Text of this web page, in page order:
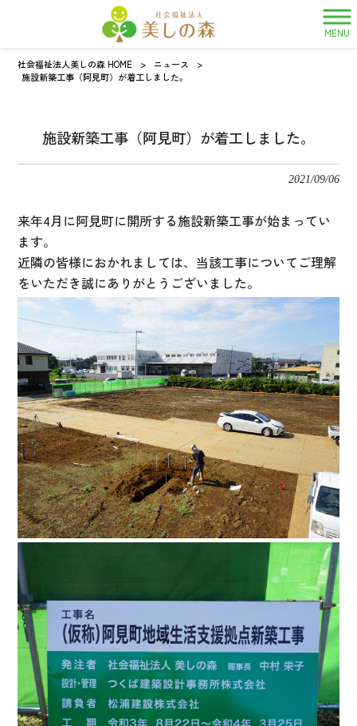
MENU
社会福祉法人美しの森 HOME > ニュース
>
施設新築工事（阿見町）が着工しました。
施設新築工事（阿見町）が着工しました。
2021/09/06
来年4月に阿見町に開所する施設新築工事が始まってい
ます。
近隣の皆様におかれましては、当該工事についてご理解
をいただき誠にありがとうございました。